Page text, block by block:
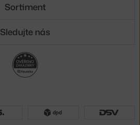
Sortiment
Sledujte nás